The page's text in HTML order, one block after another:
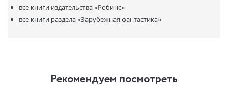
все книги издательства«Робинс»
все книги раздела«Зарубежная фантастика»
Рекомендуем посмотреть